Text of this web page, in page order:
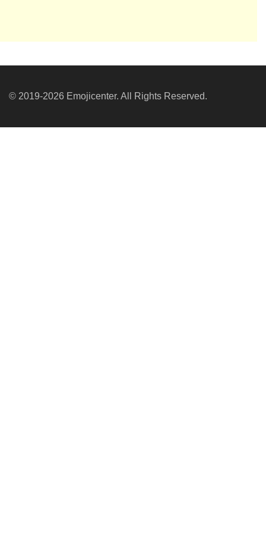
© 2019-2026 Emojicenter. All Rights Reserved.